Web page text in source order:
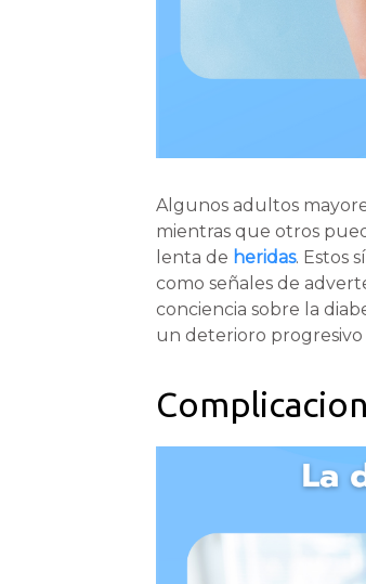
Algunos adultos
mientras que otros
lenta de heridas. Estos
como señales de
conciencia sobre la
un deterioro progresivo